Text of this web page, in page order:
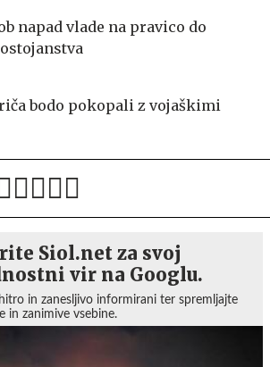
napad vlade na pravico do
bodo pokopali z vojaškimi
Siol.net za svoj
vir na Googlu.
in zanesljivo informirani ter spremljajte
in zanimive vsebine.